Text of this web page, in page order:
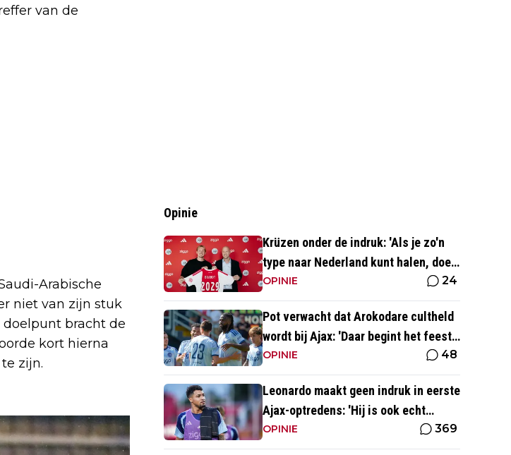
van de
Arabische
niet van zijn stuk
doelpunt bracht de
kort hierna
zijn.
Opinie
Krüzen onder de indruk: 'Als je zo'n
type naar Nederland kunt halen, doe
je iets goed'
OPINIE 24
Pot verwacht dat Arokodare cultheld
wordt bij Ajax: 'Daar begint het feest
eigenlijk al'
OPINIE 48
Leonardo maakt geen indruk in eerste
Ajax-optredens: 'Hij is ook echt
langzaam'
OPINIE 369